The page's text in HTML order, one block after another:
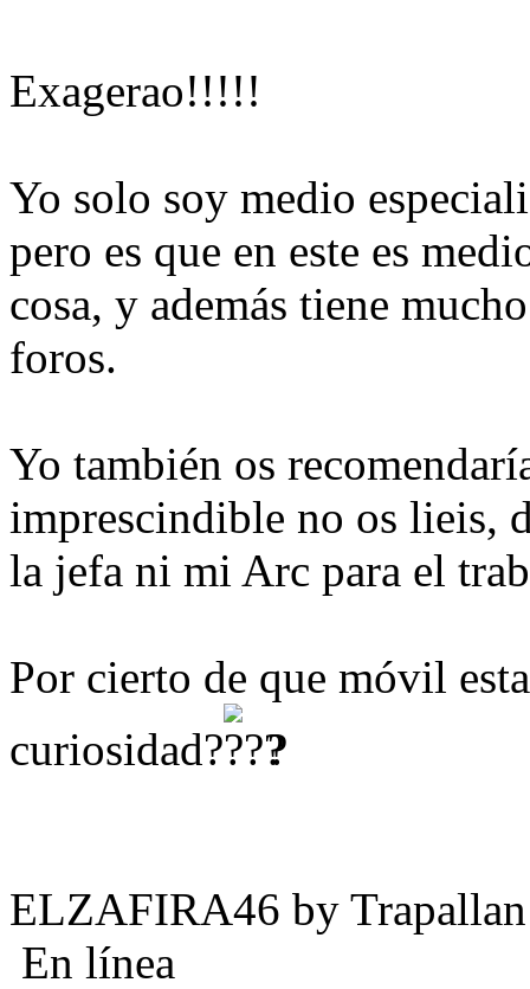
Exagerao!!!!!
Yo solo soy medio
pero es que en este es
cosa, y además tiene
foros.
Yo también os
imprescindible no os lieis,
la jefa ni mi Arc para el
Por cierto de que móvil
curiosidad?
?
ELZAFIRA46 by Trapallan
En línea